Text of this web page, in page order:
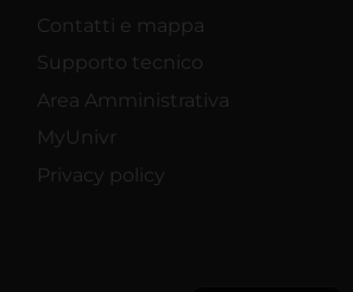
Contatti e mappa
Supporto tecnico
Area Amministrativa
MyUnivr
Privacy policy